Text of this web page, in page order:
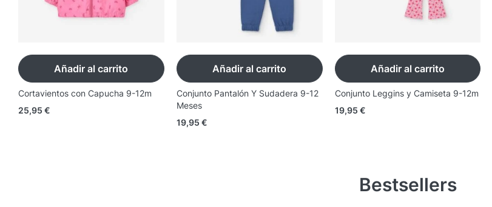
Añadir al carrito
Cortavientos con Capucha 9-12m
25,95 €
Añadir al carrito
Conjunto Pantalón Y Sudadera 9-12
Meses
19,95 €
Añadir al carrito
Conjunto Leggins y Camiseta 9-12m
19,95 €
Bestsellers